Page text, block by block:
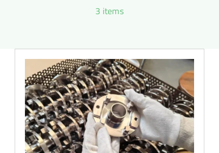
QUALITE
QUI SOMMES-NOUS ?
CONTACT
3 items